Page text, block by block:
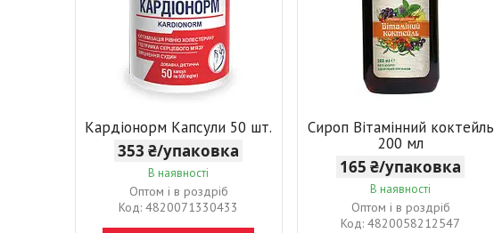
Кардіонорм Капсули 50 шт.
353 ₴/упаковка
В наявності
Оптом і в роздріб
4820071330433
Сироп Вітамінний коктейль
200 мл
165 ₴/упаковка
В наявності
Оптом і в роздріб
4820058212547